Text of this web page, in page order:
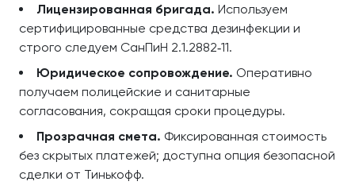
Лицензированная бригада. Используем
сертифицированные средства дезинфекции и
строго следуем СанПиН 2.1.2882‑11.
Юридическое сопровождение. Оперативно
получаем полицейские и санитарные
согласования, сокращая сроки процедуры.
Прозрачная смета. Фиксированная стоимость
без скрытых платежей; доступна опция безопасной
сделки от Тинькофф.